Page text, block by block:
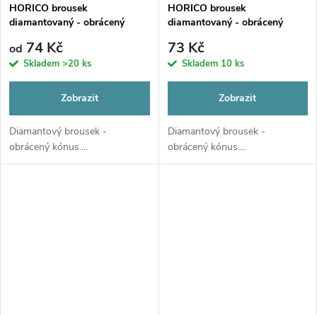
HORICO brousek
diamantovaný - obrácený
od 74 Kč
Skladem >20 ks
Zobrazit
Diamantový brousek -
obrácený kónus....
HORICO brousek
diamantovaný - obrácený
73 Kč
Skladem 10 ks
Zobrazit
Diamantový brousek -
obrácený kónus....